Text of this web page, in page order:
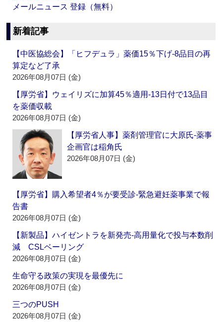
メールニュース 登録（無料）
新着記事
【中医協総会】「ヒフデュラ」薬価15％下げ‐8品目の再
算定など了承
2026年08月07日 (金)
【厚労省】ウェイリズに加算45％適用‐13日付で13品目
を薬価収載
2026年08月07日 (金)
【厚労省人事】薬剤管理官に大原氏‐薬事
企画官は稲角氏
2026年08月07日 (金)
【厚労省】購入希望者4％が要受診‐緊急避妊薬事業で報
告書
2026年08月07日 (金)
【新製品】ハイゼントラを新発売‐高用量化で投与本数削
減 CSLベーリング
2026年08月07日 (金)
生命守る政策の実現を最優先に
2026年08月07日 (金)
三つのPUSH
2026年08月07日 (金)